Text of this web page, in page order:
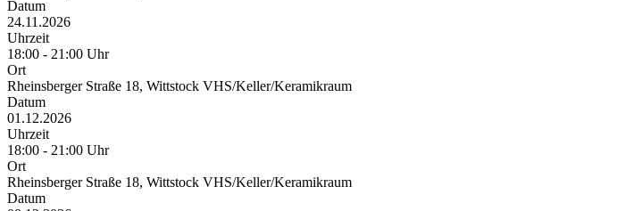
Datum
24.11.2026
Uhrzeit
18:00 - 21:00 Uhr
Ort
Rheinsberger Straße 18, Wittstock VHS/Keller/Keramikraum
Datum
01.12.2026
Uhrzeit
18:00 - 21:00 Uhr
Ort
Rheinsberger Straße 18, Wittstock VHS/Keller/Keramikraum
Datum